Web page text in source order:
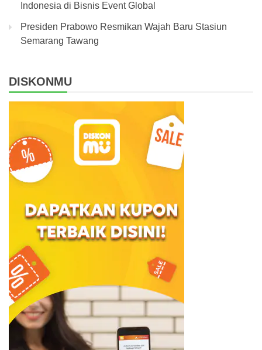
Indonesia di Bisnis Event Global
Presiden Prabowo Resmikan Wajah Baru Stasiun
Semarang Tawang
DISKONMU